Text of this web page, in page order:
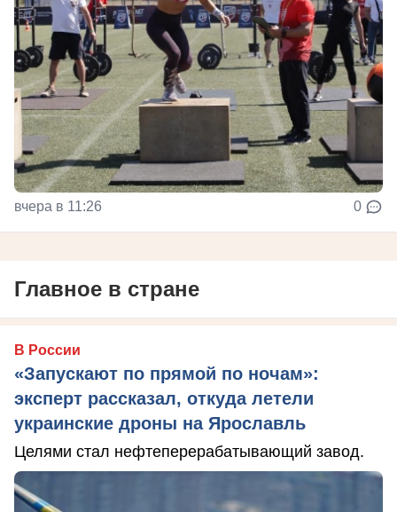
вчера в 11:26 0
Главное в стране
В России
«Запускают по прямой по ночам»:
эксперт рассказал, откуда летели
украинские дроны на Ярославль
Целями стал нефтеперерабатывающий завод.